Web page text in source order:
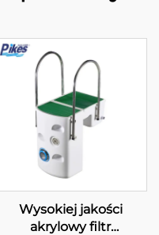
Wysokiej jakości
akrylowy filtr